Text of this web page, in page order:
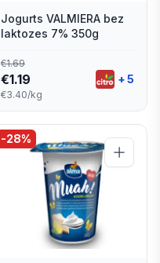
Jogurts VALMIERA bez
laktozes 7% 350g
€1.69
€1.19
€3.40/kg
+5
-28%